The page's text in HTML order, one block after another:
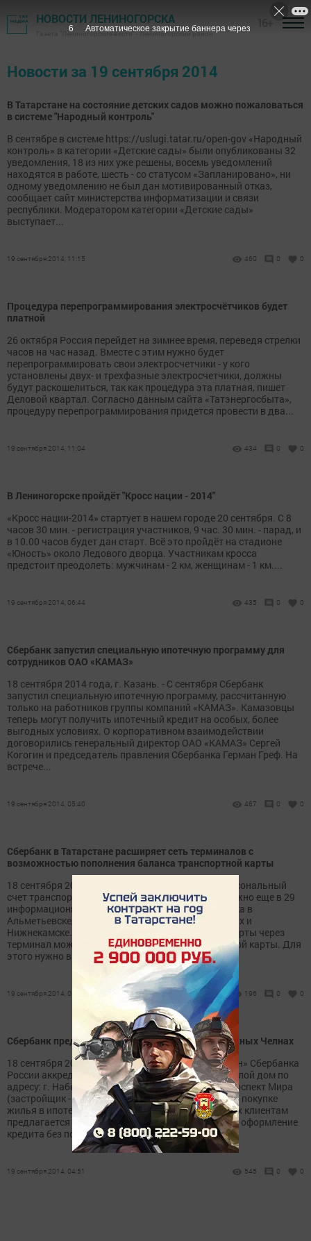
НОВОСТИ ЛЕНИНОГОРСКА
Газета "Лениногорские вести" - Лениногорский район
Новости за 19 сентября 2014
В Татарстане на состояние детских садов можно пожаловаться
в системе "Народный контроль"
В сентябре в системе https://uslugi.tatar.ru/open-gov «Народный
контроль» в категории «Детские сады» были опубликованы 32
уведомления, 18 из них уже решены, восемь уведомлений
находятся в работе, шесть - со статусом «Запланировано», ни
одному уведомлению не был дан мотивированный отказ,
сообщает сайт министерства информатизации и связи
республики. Модератором категории «Детские сады»
выступает...
19 сентября 2014, 11:15 460 0 0
Процедура перепрограммирования электросчётчиков будет
платной
26 октября Россия перейдет на зимнее время, переведя стрелки
часов на час назад. Вместе с этим нужно будет
перепрограммировать свои электросчетчики - у кого
установлены двух- и трехфазные электросчетчики, должны
будут раскошелиться, так как процедура эта платная, пишет
Деловой квартал. Согласно данным сайта «Татэнергосбыта»,
процедуру перепрограммирования придется провести в два...
19 сентября 2014, 11:04 434 0 0
В Лениногорске пройдёт "Кросс нации - 2014"
«Кросс нации-2014» стартует в нашем городе 20 сентября. С 8
часов 30 мин. - регистрация участников, 9 час. 30 мин. - парад, и
в 10.00 часов будет дан старт. Всё это пройдёт на стадионе
«Юность» около Ледового дворца. Участникам кросса
предстоит преодолеть: мужчинам - 2 км, женщинам - 1 км....
19 сентября 2014, 06:44 435 0 0
Сбербанк запустил специальную ипотечную программу для
сотрудников ОАО «КАМАЗ»
18 сентября 2014 года, г. Казань. - С сентября Сбербанк
запустил специальную ипотечную программу, рассчитанную
только на работников группы компаний «КАМАЗ». Камазовцы
теперь могут получить ипотечный кредит на особых, более
выгодных условиях. О корпоративном взаимодействии
договорились генеральный директор ОАО «КАМАЗ» Сергей
Когогин и председатель правления Сбербанка Герман Греф. На
встрече...
19 сентября 2014, 05:40 467 0 0
Сбербанк в Татарстане расширяет сеть терминалов с
возможностью пополнения баланса транспортной карты
18 сентября 2014 года, г. Казань. - Пополнить персональный
счет транспортной карты без комиссии теперь можно еще в 29
информационно-платежных терминалах Сбербанка в
Альметьевске, Зеленодольске, Набережных Челнах и
Нижнекамске. Пополнить баланс транспортной карты через
терминал можно как наличными, так и с банковской карты. Для
этого нужно выбрать пункт «Платежи» -...
19 сентября 2014, 05:23 196 0 0
Сбербанк предлагает доступное жилье в Набережных Челнах
18 сентября 2014 года, г. Казань. - «Банк Татарстан» Сбербанка
России аккредитовал строящийся 25-этажный жилой дом по
адресу: г. Набережные Челны, 9-й микрорайон, проспект Мира
(застройщик - ООО «РНП «Доступное жилье»). При покупке
жилья в ипотеку в аккредитованных банком домах клиентам
предлагается упрощенная система кредитования: оформление
кредита без поручителей и...
19 сентября 2014, 04:51 545 0 0
6 Автоматическое закрытие баннера через